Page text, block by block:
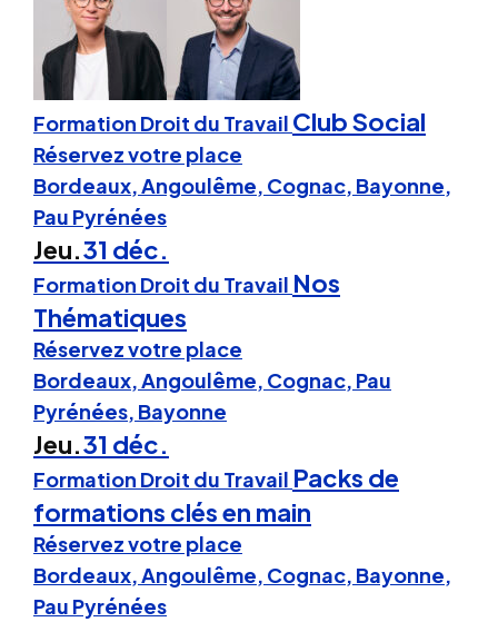
Formation Droit du Travail Club Social
Réservez votre place
Bordeaux, Angoulême, Cognac, Bayonne,
Pau Pyrénées
Jeu.31 déc.
Formation Droit du Travail Nos
Thématiques
Réservez votre place
Bordeaux, Angoulême, Cognac, Pau
Pyrénées, Bayonne
Jeu.31 déc.
Formation Droit du Travail Packs de
formations clés en main
Réservez votre place
Bordeaux, Angoulême, Cognac, Bayonne,
Pau Pyrénées